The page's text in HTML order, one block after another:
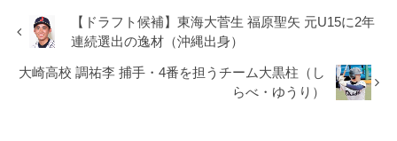
【ドラフト候補】東海大菅生 福原聖矢 元U15に2年
連続選出の逸材（沖縄出身）
大崎高校 調祐李 捕手・4番を担うチーム大黒柱（し
らべ・ゆうり）